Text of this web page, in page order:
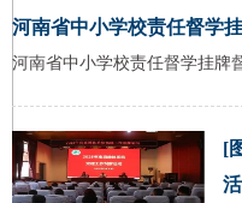
河南省中小学校责任督学
河南省中小学校责任督学挂牌
[